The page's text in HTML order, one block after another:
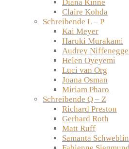
Diana Kinne
Claire Kohda
Schreibende L – P
Kai Meyer
Haruki Murakami
Audrey
Helen Oyeyemi
Luci van Org
Joana Osman
Miriam Pharo
Schreibende Q – Z
Richard Preston
Gerhard Roth
Matt Ruff
Samanta Schweblin